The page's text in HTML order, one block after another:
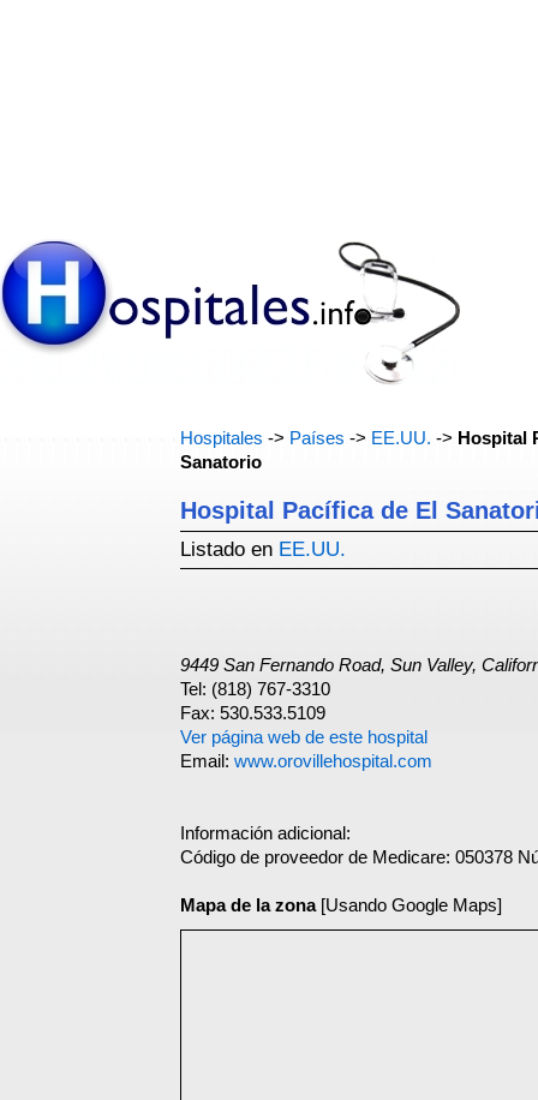
Hospitales -> Países -> EE.UU. -> Hospital
Sanatorio
Hospital Pacífica de El
Listado en EE.UU.
9449 San Fernando Road, Sun Valley,
Tel: (818) 767-3310
Fax: 530.533.5109
Ver página web de este hospital
Email: www.orovillehospital.com
Información adicional:
Código de proveedor de Medicare: 050378
Mapa de la zona[Usando Google Maps]